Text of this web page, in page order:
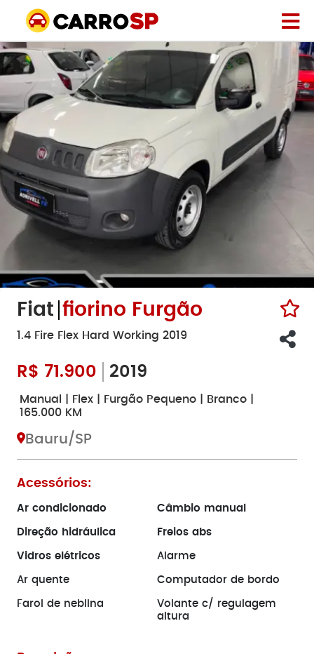
Fiat fiorino Furgão
1.4 Fire Flex Hard Working 2019
R$ 71.900 2019
Manual | Flex | Furgão Pequeno | Branco |
165.000 KM
Bauru/SP
Acessórios:
Ar condicionado Câmbio manual
Direção hidráulica Freios abs
Vidros elétricos Alarme
Ar quente Computador de bordo
Farol de neblina
Volante c/ regulagem
altura